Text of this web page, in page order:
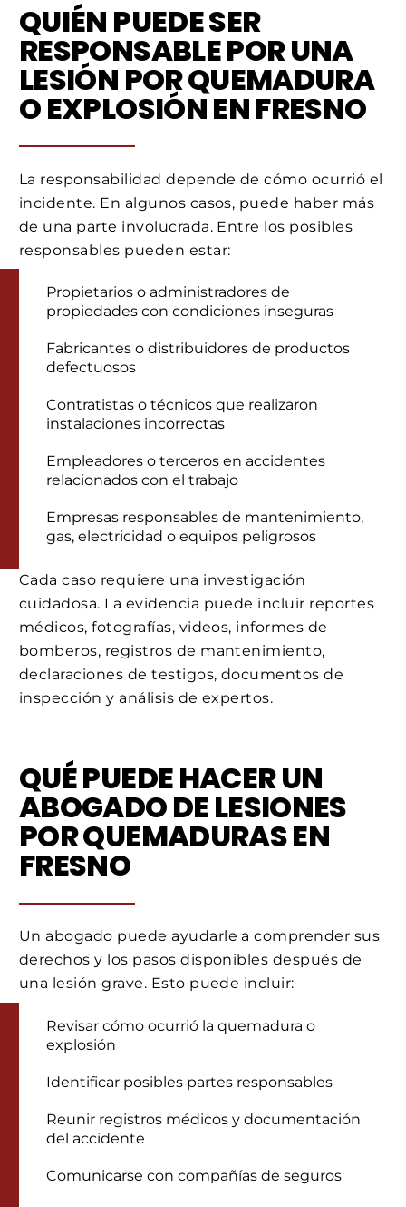
QUIÉN PUEDE SER
RESPONSABLE POR UNA
LESIÓN POR QUEMADURA
O EXPLOSIÓN EN FRESNO
La responsabilidad depende de cómo ocurrió el
incidente. En algunos casos, puede haber más
de una parte involucrada. Entre los posibles
responsables pueden estar:
Propietarios o administradores de
propiedades con condiciones inseguras
Fabricantes o distribuidores de productos
defectuosos
Contratistas o técnicos que realizaron
instalaciones incorrectas
Empleadores o terceros en accidentes
relacionados con el trabajo
Empresas responsables de mantenimiento,
gas, electricidad o equipos peligrosos
Cada caso requiere una investigación
cuidadosa. La evidencia puede incluir reportes
médicos, fotografías, videos, informes de
bomberos, registros de mantenimiento,
declaraciones de testigos, documentos de
inspección y análisis de expertos.
QUÉ PUEDE HACER UN
ABOGADO DE LESIONES
POR QUEMADURAS EN
FRESNO
Un abogado puede ayudarle a comprender sus
derechos y los pasos disponibles después de
una lesión grave. Esto puede incluir:
Revisar cómo ocurrió la quemadura o
explosión
Identificar posibles partes responsables
Reunir registros médicos y documentación
del accidente
Comunicarse con compañías de seguros